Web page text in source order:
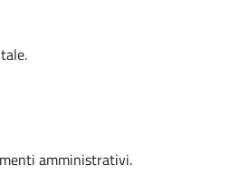
amministrativi.